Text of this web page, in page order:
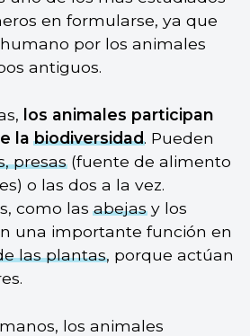
en formularse, ya que
por los animales
antiguos.
los animales participan
labiodiversidad. Pueden
presas(fuente de alimento
o las dos a la vez.
como lasabejasy los
una importante función en
las plantas, porque actúan
los animales